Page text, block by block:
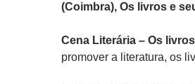
(Coimbra), Os livros e
Cena Literária – Os
promover a literatura, os